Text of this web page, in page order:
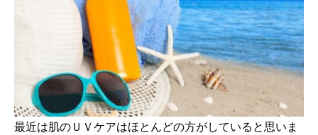
最近は肌のＵＶケアはほとんどの方がしていると思いま